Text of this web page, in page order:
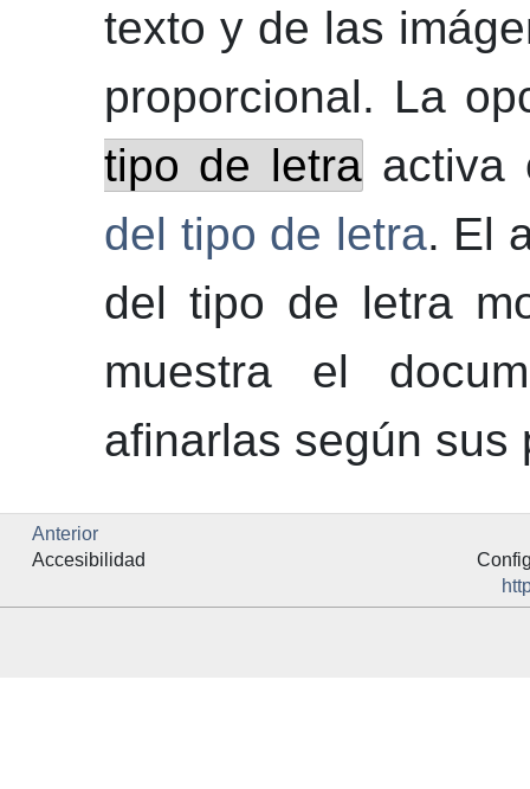
texto y de las
proporcional. La
tipo de letra activa
del tipo de letra. El
del tipo de letra
muestra el
afinarlas según sus
Anterior
Accesibilidad